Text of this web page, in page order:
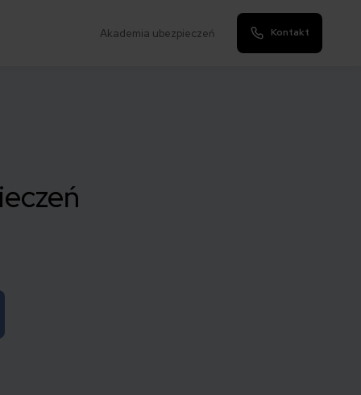
Akademia ubezpieczeń Kontakt